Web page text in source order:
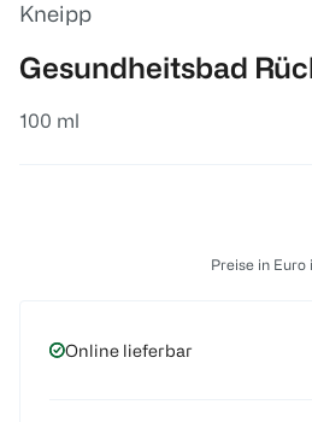
Kneipp
Gesundheitsbad
100 ml
Preise in Euro
Online lieferbar